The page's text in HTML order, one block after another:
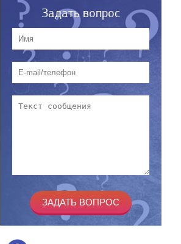
Задать вопрос